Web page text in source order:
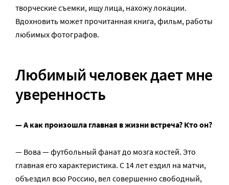
творческие съемки, ищу лица, нахожу локации.
Вдохновить может прочитанная книга, фильм, работы
любимых фотографов.
Любимый человек дает мне
уверенность
— А как произошла главная в жизни встреча? Кто он?
— Вова — футбольный фанат до мозга костей. Это
главная его характеристика. С 14 лет ездил на матчи,
объездил всю Россию, вел совершенно свободный,